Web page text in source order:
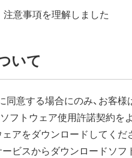
ア自動更新機能」で"自動
くなります。
る通信費用や、パケット通
注意事項を理解しました
いて
意する場合にのみ、お客
フトウェア使用許諾契約を
アをダウンロードしてくだ
ビスからダウンロードソ